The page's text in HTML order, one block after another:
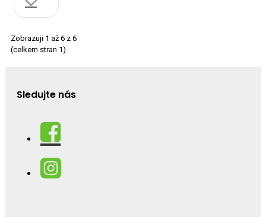
Zobrazuji 1 až 6 z 6
(celkem stran 1)
Sledujte nás